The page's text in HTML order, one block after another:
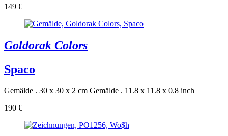
149 €
Goldorak Colors
Spaco
Gemälde . 30 x 30 x 2 cm Gemälde . 11.8 x 11.8 x 0.8 inch
190 €